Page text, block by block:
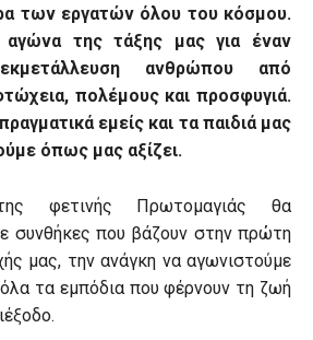
των εργατών όλου του κόσμου.
αγώνα της τάξης μας για έναν
ανθρώπου από
πολέμους και προσφυγιά.
εμείς και τα παιδιά μας
όπως μας αξίζει.
φετινής Πρωτομαγιάς θα
συνθήκες που βάζουν στην πρώτη
μας, την ανάγκη να αγωνιστούμε
τα εμπόδια που φέρνουν τη ζωή